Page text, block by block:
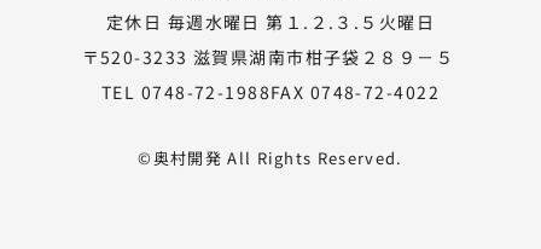
定休日 毎週水曜日 第１.２.３.５火曜日
〒520-3233 滋賀県湖南市柑子袋２８９－５
TEL 0748-72-1988FAX 0748-72-4022
©奥村開発 All Rights Reserved.